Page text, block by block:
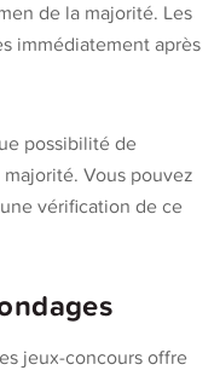
de la majorité. Les
immédiatement après
possibilité de
Vous pouvez
vérification de ce
jeux-concours offre